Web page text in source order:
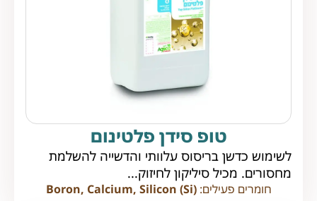
טופ סידן פלטינום
לשימוש כדשן בריסוס עלוותי והדשייה להשלמת
מחסורים. מכיל סיליקון לחיזוק...
חומרים פעילים:Boron, Calcium, Silicon (Si)